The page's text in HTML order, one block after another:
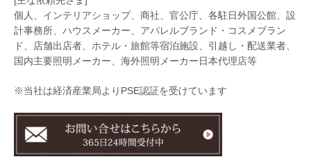
個人、インテリアショップ、商社、官公庁、各駐日外国公館、設
計事務所、ハウスメーカー、アパレルブランド・コスメブラン
ド、店舗出店者、ホテル・旅館等宿泊施設、引越し・配送業者、
国内主要照明メーカー、海外照明メーカー日本代理店等
※当社は経済産業局よりPSE認証を受けています